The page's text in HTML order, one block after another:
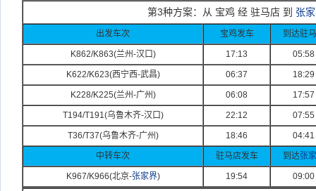
第3种方案：从 宝鸡 经 驻马店 到 张
出发车次 宝鸡发车 到达驻
K862/K863(兰州-汉口) 17:13 05:58
K622/K623(西宁西-武昌) 06:37 18:29
K228/K225(兰州-广州) 06:08 17:57
T194/T191(乌鲁木齐-汉口) 22:12 07:55
T36/T37(乌鲁木齐-广州) 18:46 04:41
中转车次 驻马店发车 到达张
K967/K966(北京-张家界) 19:54 09:00